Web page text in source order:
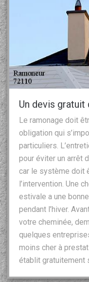
Un devis gratuit
Le ramonage doit
obligation qui
particuliers.
pour éviter un arrêt
car le système doit
l’intervention. Une
estivale a une
pendant l’hiver.
votre cheminée,
quelques
moins cher à
établit gratuitement